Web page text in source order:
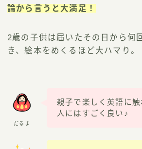
論から言うと大満足！
2歳の子供は届いたその日から何
き、絵本をめくるほど大ハマり。
だるま
親子で楽しく英語に触
人にはすごく良い♪